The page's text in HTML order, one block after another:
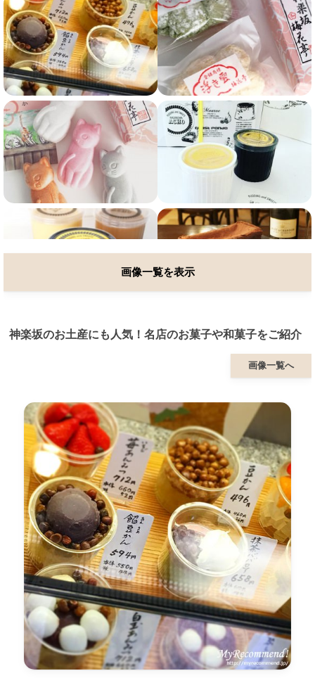
画像一覧を表示
神楽坂のお土産にも人気！名店のお菓子や和菓子をご紹介
画像一覧へ